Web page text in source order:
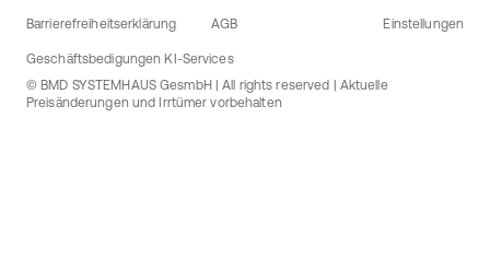
Barrierefreiheitserklärung AGB
Geschäftsbedigungen KI-Services
Einstellungen
© BMD SYSTEMHAUS GesmbH | All rights reserved | Aktuelle
Preisänderungen und Irrtümer vorbehalten